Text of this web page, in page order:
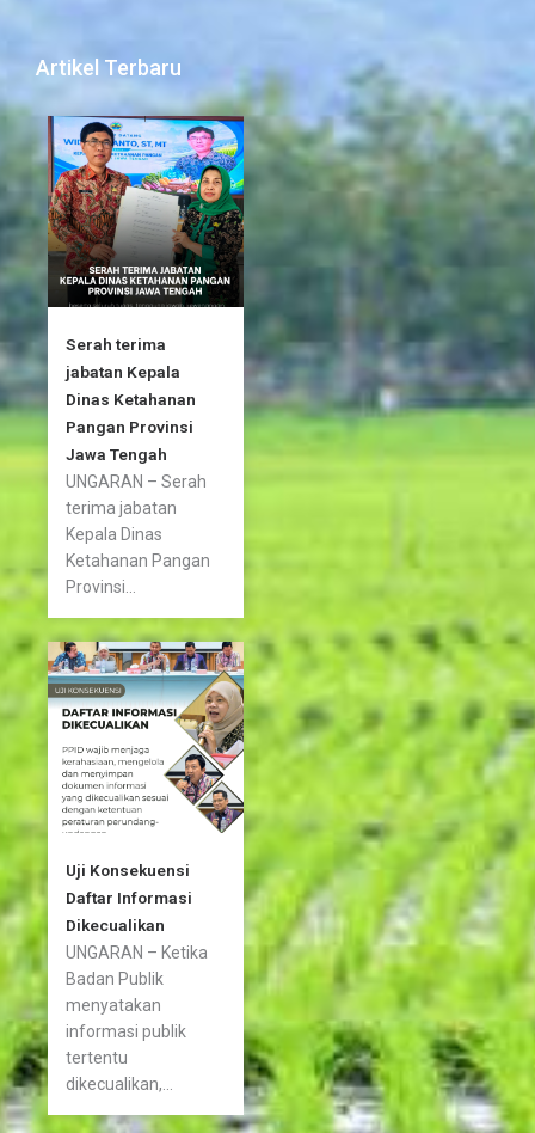
b
o
k
-
f
t
r
g
r
a
m
Artikel Terbaru
Serah terima
jabatan Kepala
Dinas Ketahanan
Pangan Provinsi
Jawa Tengah
UNGARAN – Serah
terima jabatan
Kepala Dinas
Ketahanan Pangan
Provinsi...
Uji Konsekuensi
Daftar Informasi
Dikecualikan
UNGARAN – Ketika
Badan Publik
menyatakan
informasi publik
tertentu
dikecualikan,...